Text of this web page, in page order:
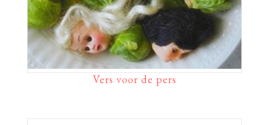
Vers voor de pers